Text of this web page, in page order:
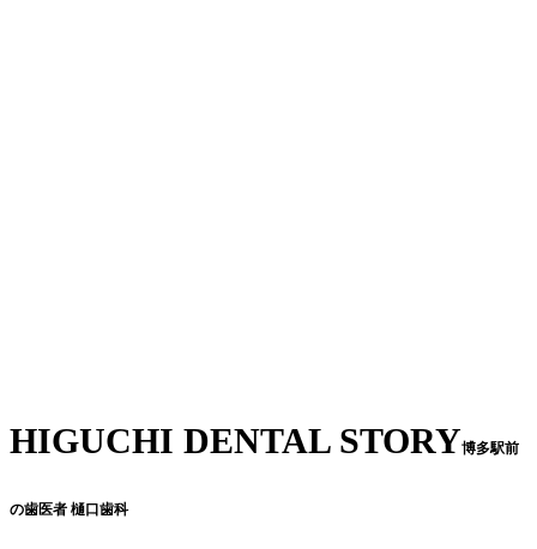
HIGUCHI DENTAL STORY博多駅前
の歯医者 樋口歯科